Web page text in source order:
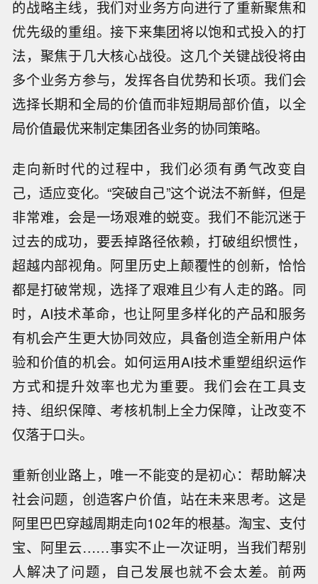
的战略主线，我们对业务方向进行了重新聚焦和
优先级的重组。接下来集团将以饱和式投入的打
法，聚焦于几大核心战役。这几个关键战役将由
多个业务方参与，发挥各自优势和长项。我们会
选择长期和全局的价值而非短期局部价值，以全
局价值最优来制定集团各业务的协同策略。
走向新时代的过程中，我们必须有勇气改变自
己，适应变化。“突破自己”这个说法不新鲜，但是
非常难，会是一场艰难的蜕变。我们不能沉迷于
过去的成功，要丢掉路径依赖，打破组织惯性，
超越内部视角。阿里历史上颠覆性的创新，恰恰
都是打破常规，选择了艰难且少有人走的路。同
时，AI技术革命，也让阿里多样化的产品和服务
有机会产生更大协同效应，具备创造全新用户体
验和价值的机会。如何运用AI技术重塑组织运作
方式和提升效率也尤为重要。我们会在工具支
持、组织保障、考核机制上全力保障，让改变不
仅落于口头。
重新创业路上，唯一不能变的是初心：帮助解决
社会问题，创造客户价值，站在未来思考。这是
阿里巴巴穿越周期走向102年的根基。淘宝、支付
宝、阿里云……事实不止一次证明，当我们帮别
人解决了问题，自己发展也就不会太差。前两